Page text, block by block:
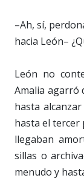
–Ah, sí,
hacia León–
León no
Amalia agarró
hasta
hasta el tercer
llegaban
sillas o
menudo y